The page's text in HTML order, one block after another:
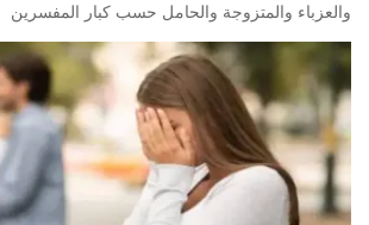
والعزباء والمتزوجة والحامل حسب كبار المفسرين